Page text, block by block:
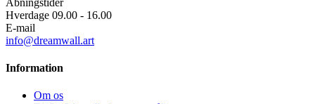
Hverdage 09.00 - 16.00
E-mail
info@dreamwall.art
Information
Om os